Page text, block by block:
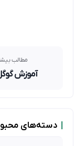
مطالب
آموزش
دسته‌های